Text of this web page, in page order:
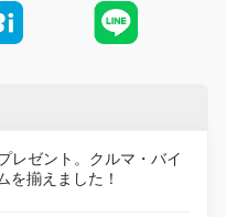
レゼント。クルマ・バイ
を揃えました！